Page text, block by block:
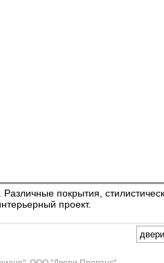
покрытия,
проект.